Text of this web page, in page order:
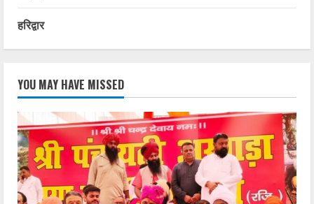
हरिद्वार
YOU MAY HAVE MISSED